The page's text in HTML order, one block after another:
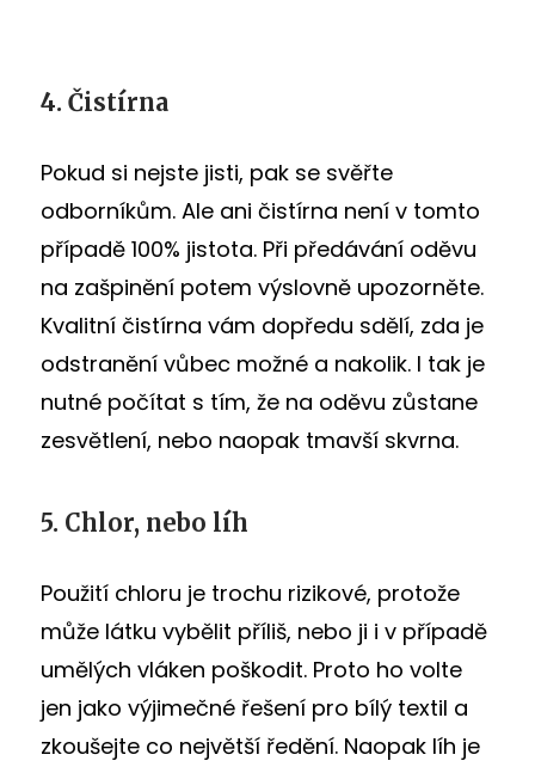
4. Čistírna
Pokud si nejste jisti, pak se svěřte
odborníkům. Ale ani čistírna není v tomto
případě 100% jistota. Při předávání oděvu
na zašpinění potem výslovně upozorněte.
Kvalitní čistírna vám dopředu sdělí, zda je
odstranění vůbec možné a nakolik. I tak je
nutné počítat s tím, že na oděvu zůstane
zesvětlení, nebo naopak tmavší skvrna.
5. Chlor, nebo líh
Použití chloru je trochu rizikové, protože
může látku vybělit příliš, nebo ji i v případě
umělých vláken poškodit. Proto ho volte
jen jako výjimečné řešení pro bílý textil a
zkoušejte co největší ředění. Naopak líh je